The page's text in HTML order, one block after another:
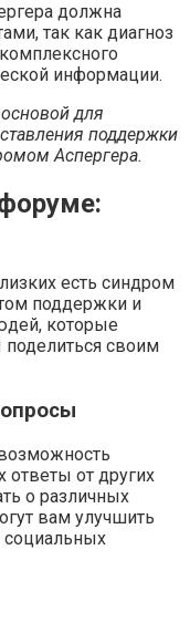
должна
так как диагноз
информации.
для
поддержки
Аспергера.
есть синдром
поддержки и
которые
своим
ответы от других
о различных
вам улучшить
социальных